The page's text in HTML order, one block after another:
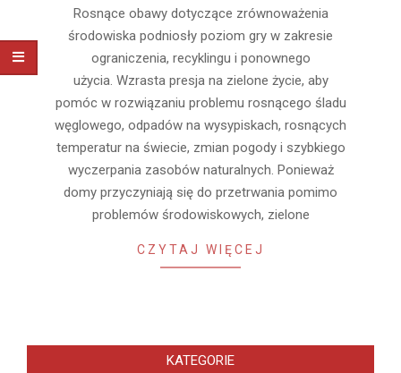
Rosnące obawy dotyczące zrównoważenia
środowiska podniosły poziom gry w zakresie
ograniczenia, recyklingu i ponownego
użycia. Wzrasta presja na zielone życie, aby
pomóc w rozwiązaniu problemu rosnącego śladu
węglowego, odpadów na wysypiskach, rosnących
temperatur na świecie, zmian pogody i szybkiego
wyczerpania zasobów naturalnych. Ponieważ
domy przyczyniają się do przetrwania pomimo
problemów środowiskowych, zielone
CZYTAJ WIĘCEJ
KATEGORIE